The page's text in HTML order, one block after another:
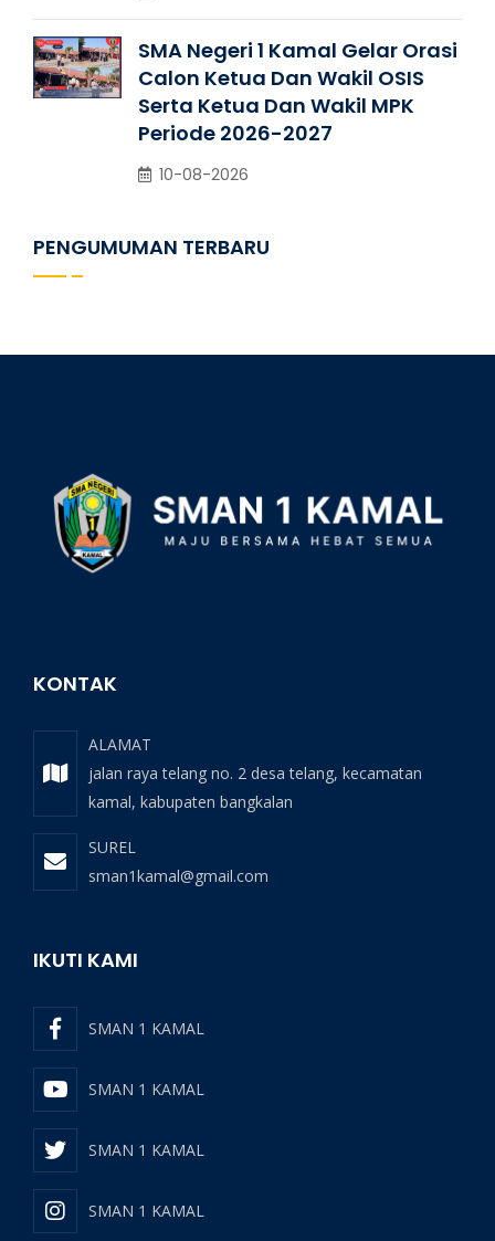
SMA Negeri 1 Kamal Gelar Orasi
Calon Ketua Dan Wakil OSIS
Serta Ketua Dan Wakil MPK
Periode 2026-2027
10-08-2026
PENGUMUMAN TERBARU
KONTAK
ALAMAT
jalan raya telang no. 2 desa telang, kecamatan
kamal, kabupaten bangkalan
SUREL
sman1kamal@gmail.com
IKUTI KAMI
SMAN 1 KAMAL
SMAN 1 KAMAL
SMAN 1 KAMAL
SMAN 1 KAMAL